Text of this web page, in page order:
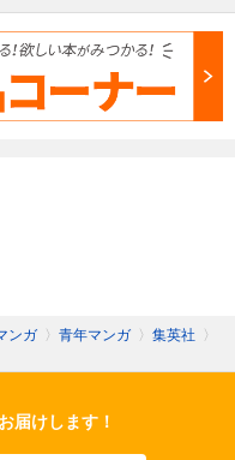
ンガ 〉 青年マンガ 〉 集英社 〉
届けします！